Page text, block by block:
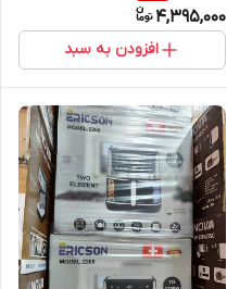
4,395,000
افزودن به سبد